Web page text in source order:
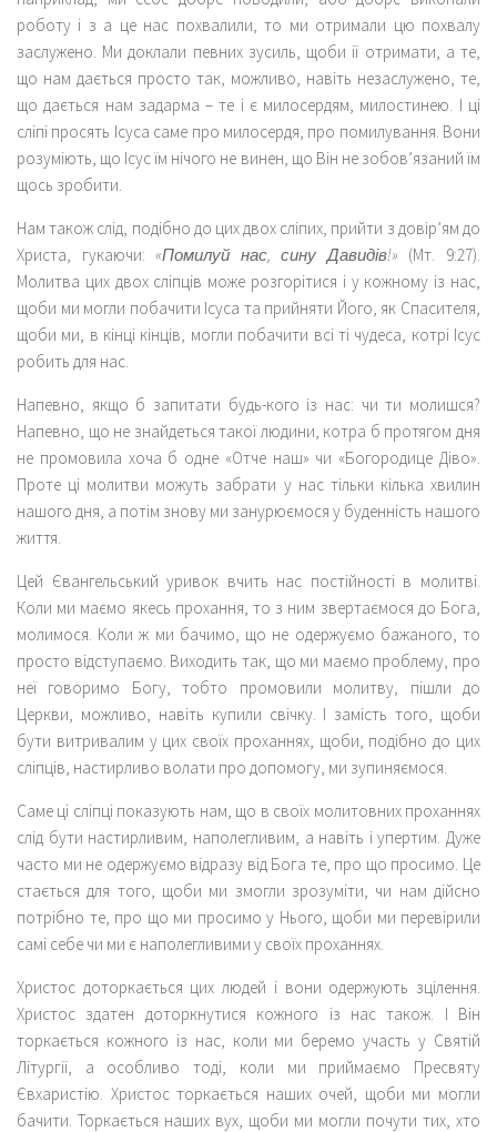
роботу і з а це нас похвалили, то ми отримали цю похвалу
заслужено. Ми доклали певних зусиль, щоби її отримати, а те,
що нам дається просто так, можливо, навіть незаслужено, те,
що дається нам задарма – те і є милосердям, милостинею. І ці
сліпі просять Ісуса саме про милосердя, про помилування. Вони
розуміють, що Ісус їм нічого не винен, що Він не зобов’язаний їм
щось зробити.
Нам також слід, подібно до цих двох сліпих, прийти з довір’ям до
Христа, гукаючи:«Помилуй нас, сину Давидів!» (Мт. 9:27).
Молитва цих двох сліпців може розгорітися і у кожному із нас,
щоби ми могли побачити Ісуса та прийняти Його, як Спасителя,
щоби ми, в кінці кінців, могли побачити всі ті чудеса, котрі Ісус
робить для нас.
Напевно, якщо б запитати будь-кого із нас: чи ти молишся?
Напевно, що не знайдеться такої людини, котра б протягом дня
не промовила хоча б одне «Отче наш» чи «Богородице Діво».
Проте ці молитви можуть забрати у нас тільки кілька хвилин
нашого дня, а потім знову ми занурюємося у буденність нашого
життя.
Цей Євангельський уривок вчить нас постійності в молитві.
Коли ми маємо якесь прохання, то з ним звертаємося до Бога,
молимося. Коли ж ми бачимо, що не одержуємо бажаного, то
просто відступаємо. Виходить так, що ми маємо проблему, про
неї говоримо Богу, тобто промовили молитву, пішли до
Церкви, можливо, навіть купили свічку. І замість того, щоби
бути витривалим у цих своїх проханнях, щоби, подібно до цих
сліпців, настирливо волати про допомогу, ми зупиняємося.
Саме ці сліпці показують нам, що в своїх молитовних проханнях
слід бути настирливим, наполегливим, а навіть і упертим. Дуже
часто ми не одержуємо відразу від Бога те, про що просимо. Це
стається для того, щоби ми змогли зрозуміти, чи нам дійсно
потрібно те, про що ми просимо у Нього, щоби ми перевірили
самі себе чи ми є наполегливими у своїх проханнях.
Христос доторкається цих людей і вони одержують зцілення.
Христос здатен доторкнутися кожного із нас також. І Він
торкається кожного із нас, коли ми беремо участь у Святій
Літургії, а особливо тоді, коли ми приймаємо Пресвяту
Євхаристію. Христос торкається наших очей, щоби ми могли
бачити. Торкається наших вух, щоби ми могли почути тих, хто